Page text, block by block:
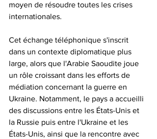
moyen de résoudre toutes les crises
internationales.
Cet échange téléphonique s'inscrit
dans un contexte diplomatique plus
large, alors que l'Arabie Saoudite joue
un rôle croissant dans les efforts de
médiation concernant la guerre en
Ukraine. Notamment, le pays a accueilli
des discussions entre les États-Unis et
la Russie puis entre l'Ukraine et les
États-Unis, ainsi que la rencontre avec